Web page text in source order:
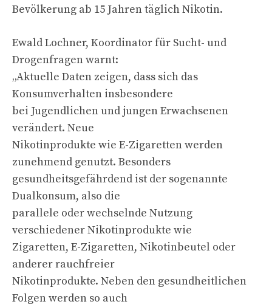
Bevölkerung ab 15 Jahren täglich Nikotin.
Ewald Lochner, Koordinator für Sucht- und
Drogenfragen warnt:
„Aktuelle Daten zeigen, dass sich das
Konsumverhalten insbesondere
bei Jugendlichen und jungen Erwachsenen
verändert. Neue
Nikotinprodukte wie E-Zigaretten werden
zunehmend genutzt. Besonders
gesundheitsgefährdend ist der sogenannte
Dualkonsum, also die
parallele oder wechselnde Nutzung
verschiedener Nikotinprodukte wie
Zigaretten, E-Zigaretten, Nikotinbeutel oder
anderer rauchfreier
Nikotinprodukte. Neben den gesundheitlichen
Folgen werden so auch